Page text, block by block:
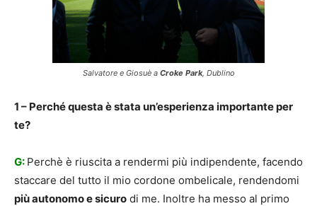
Salvatore e Giosuè a Croke Park, Dublino
1 – Perché questa è stata un’esperienza importante per
te?
G: Perchè è riuscita a rendermi più indipendente, facendo
staccare del tutto il mio cordone ombelicale, rendendomi
più autonomo e sicuro di me. Inoltre ha messo al primo